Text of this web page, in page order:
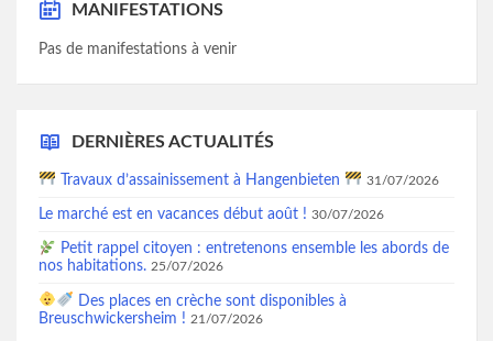
MANIFESTATIONS
Pas de manifestations à venir
DERNIÈRES ACTUALITÉS
Travaux d’assainissement à Hangenbieten 31/07/2026
Le marché est en vacances début août ! 30/07/2026
Petit rappel citoyen : entretenons ensemble les abords de
nos habitations. 25/07/2026
Des places en crèche sont disponibles à
Breuschwickersheim ! 21/07/2026